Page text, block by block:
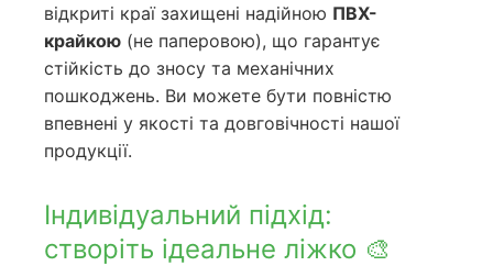
відкриті краї захищені надійною ПВХ-
крайкою (не паперовою), що гарантує
стійкість до зносу та механічних
пошкоджень. Ви можете бути повністю
впевнені у якості та довговічності нашої
продукції.
Індивідуальний підхід:
створіть ідеальне ліжко 🎨